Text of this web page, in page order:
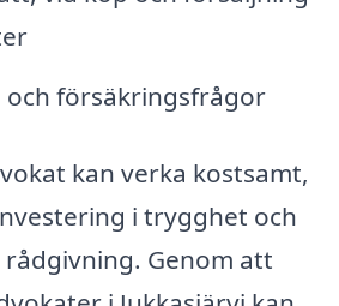
och försäkringsfrågor
kan verka kostsamt,
i trygghet och
Genom att